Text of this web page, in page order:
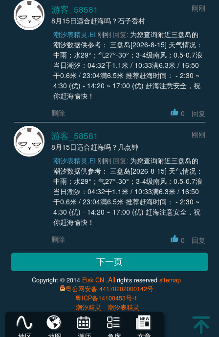
游客_58581
刚刚
8月15日适合赶海吗？石子岙村
潮汐表精灵.EI 刚刚 回复: 为您查询附近三盘岛的
潮汐数据供参考： 三盘岛[2026-8-15] 天气情况：
中雨；水29°；气27°-30°；3-4级南风；0.5-0.7浪
当日潮汐：04:32干1.1米 / 10:33满6.3米 / 16:50
干0.6米 / 23:04满6.5米 推荐赶海时间： - 2:30 ~
4:30 (优) - 14:20 ~ 17:00 (优) 赶海注意安全，祝
你赶海愉快！
删除
0 回复
游客_58581
刚刚
8月15日适合赶海吗？几点钟
潮汐表精灵.EI 刚刚 回复: 为您查询附近三盘岛的
潮汐数据供参考： 三盘岛[2026-8-15] 天气情况：
中雨；水29°；气27°-30°；3-4级南风；0.5-0.7浪
当日潮汐：04:32干1.1米 / 10:33满6.3米 / 16:50
干0.6米 / 23:04满6.5米 推荐赶海时间： - 2:30 ~
4:30 (优) - 14:20 ~ 17:00 (优) 赶海注意安全，祝
你赶海愉快！
删除
0 回复
Copyright © 2014 Eisk.CN .Allrights reservedsitemap
粤公网安备 44170202000142号
粤ICP备14100453号-1
潮汐精灵
潮汐表精灵